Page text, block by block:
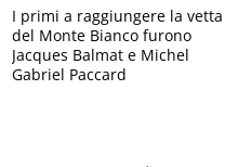
I primi a raggiungere la vetta
del Monte Bianco furono
Jacques Balmat e Michel
Gabriel Paccard